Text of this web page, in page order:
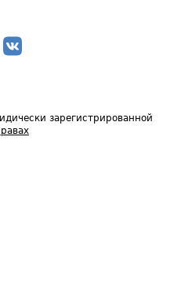
зарегистрированной